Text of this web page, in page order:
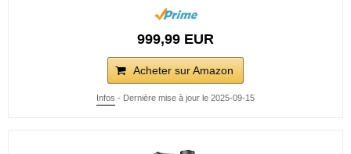
999,99 EUR
Acheter sur Amazon
Infos - Dernière mise à jour le 2025-09-15